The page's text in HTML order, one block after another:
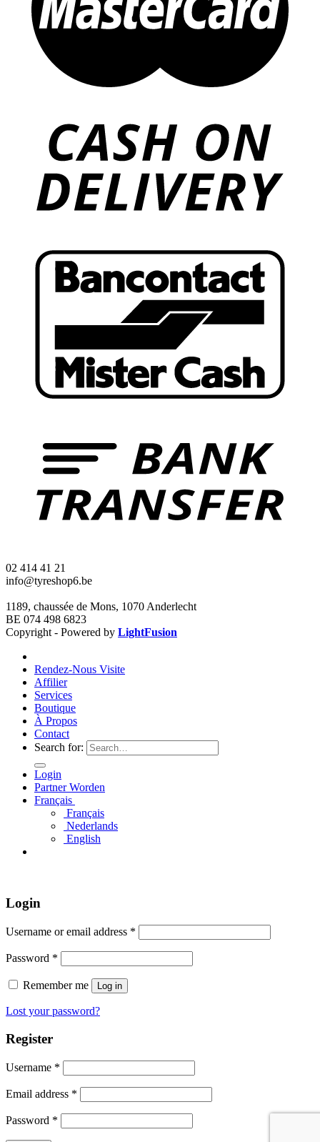
02 414 41 21
info@tyreshop6.be
1189, chaussée de Mons, 1070 Anderlecht
BE 074 498 6823
Copyright - Powered by LightFusion
Rendez-Nous Visite
Affilier
Services
Boutique
À Propos
Contact
Search for:
Login
Partner Worden
Français
Français
Nederlands
English
Login
Username or email address *
Password *
Remember me Log in
Lost your password?
Register
Username *
Email address *
Password *